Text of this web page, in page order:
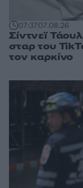
07:3707.08.26
Σίντνεϊ
σταρ του
τον καρκίνο